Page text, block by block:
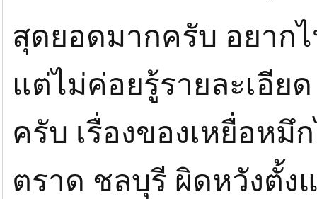
สุดยอดมากครับ อยาก
แต่ไม่ค่อยรู้รายละเอีย
ครับ เรื่องของเหยื่อหมึ
ตราด ชลบุรี ผิดหวังตั้ง